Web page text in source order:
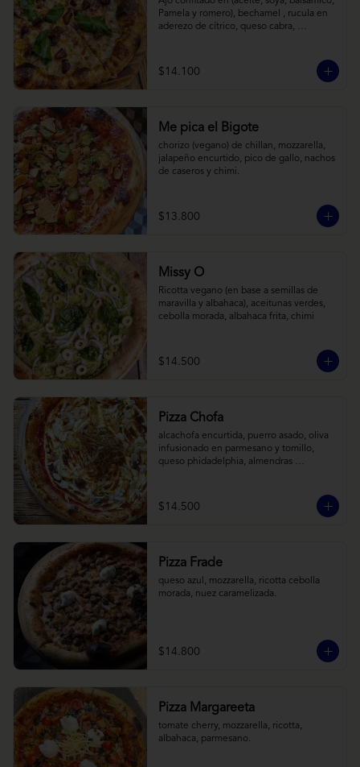
Pamela y romero), bechamel , rucula en
aderezo de cítrico, queso cabra,
$14.100
Me pica el Bigote
chorizo (vegano) de chillan, mozzarella,
jalapeño encurtido, pico de gallo, nachos
de caseros y chimi.
$13.800
Missy O
Ricotta vegano (en base a semillas de
maravilla y albahaca), aceitunas verdes,
cebolla morada, albahaca frita, chimi
$14.500
Pizza Chofa
alcachofa encurtida, puerro asado, oliva
infusionado en parmesano y tomillo,
queso phidadelphia, almendras
$14.500
Pizza Frade
queso azul, mozzarella, ricotta cebolla
morada, nuez caramelizada.
$14.800
Pizza Margareeta
tomate cherry, mozzarella, ricotta,
albahaca, parmesano.